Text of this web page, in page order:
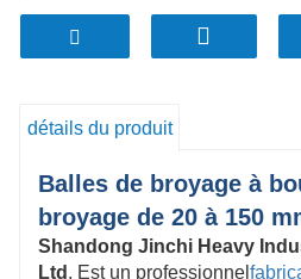
détails du produit
Balles de broyage à
broyage de 20 à 150
Shandong Jinchi Heavy
Ltd , Est un professionnel